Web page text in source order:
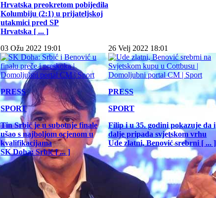
Hrvatska preokretom pobijedila
Kolumbiju (2:1) u prijateljskoj
utakmici pred SP
Hrvatska [ ... ]
03 Ožu 2022 19:01
PRESS
SPORT
Tin Srbić je u subotnje finale
ušao s najboljom ocjenom u
kvalifikacijama
SK Doha: Srbić [ ... ]
26 Velj 2022 18:01
PRESS
SPORT
Filip i u 35. godini pokazuje da i
dalje pripada svjetskom vrhu
Ude zlatni, Benović srebrni [ ... ]